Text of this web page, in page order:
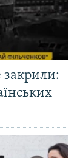
закрили: